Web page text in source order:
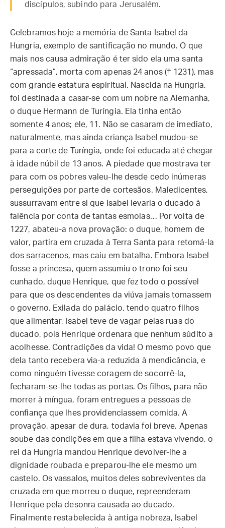
discípulos, subindo para Jerusalém.
Celebramos hoje a memória de Santa Isabel da
Hungria, exemplo de santificação no mundo. O que
mais nos causa admiração é ter sido ela uma santa
“apressada”, morta com apenas 24 anos († 1231), mas
com grande estatura espiritual. Nascida na Hungria,
foi destinada a casar-se com um nobre na Alemanha,
o duque Hermann de Turíngia. Ela tinha então
somente 4 anos; ele, 11. Não se casaram de imediato,
naturalmente, mas ainda criança Isabel mudou-se
para a corte de Turíngia, onde foi educada até chegar
à idade núbil de 13 anos. A piedade que mostrava ter
para com os pobres valeu-lhe desde cedo inúmeras
perseguições por parte de cortesãos. Maledicentes,
sussurravam entre si que Isabel levaria o ducado à
falência por conta de tantas esmolas… Por volta de
1227, abateu-a nova provação: o duque, homem de
valor, partira em cruzada à Terra Santa para retomá-la
dos sarracenos, mas caiu em batalha. Embora Isabel
fosse a princesa, quem assumiu o trono foi seu
cunhado, duque Henrique, que fez todo o possível
para que os descendentes da viúva jamais tomassem
o governo. Exilada do palácio, tendo quatro filhos
que alimentar, Isabel teve de vagar pelas ruas do
ducado, pois Henrique ordenara que nenhum súdito a
acolhesse. Contradições da vida! O mesmo povo que
dela tanto recebera via-a reduzida à mendicância, e
como ninguém tivesse coragem de socorrê-la,
fecharam-se-lhe todas as portas. Os filhos, para não
morrer à míngua, foram entregues a pessoas de
confiança que lhes providenciassem comida. A
provação, apesar de dura, todavia foi breve. Apenas
soube das condições em que a filha estava vivendo, o
rei da Hungria mandou Henrique devolver-lhe a
dignidade roubada e preparou-lhe ele mesmo um
castelo. Os vassalos, muitos deles sobreviventes da
cruzada em que morreu o duque, repreenderam
Henrique pela desonra causada ao ducado.
Finalmente restabelecida à antiga nobreza, Isabel